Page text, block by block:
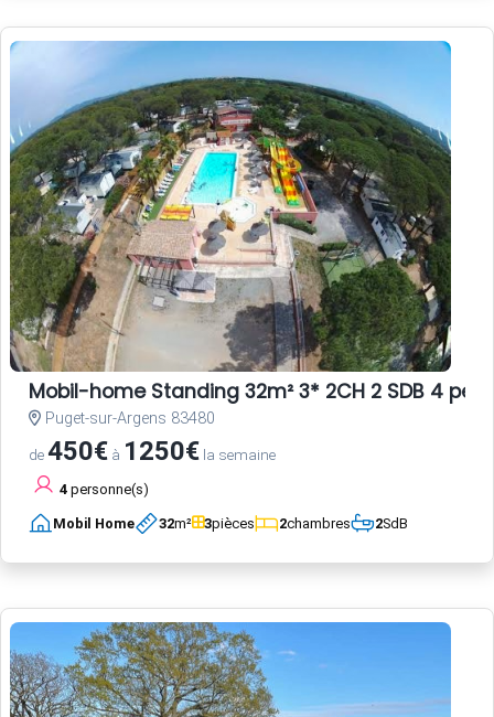
Mobil-home Standing 32m² 3* 2CH 2 SDB 4
Puget-sur-Argens 83480
de450€ à 1250€ la semaine
4 personne(s)
Mobil Home 32m² 3pièces 2chambres 2SdB